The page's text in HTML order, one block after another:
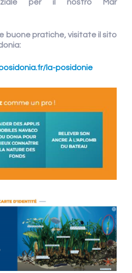
per il nostro Mar
buone pratiche, visitate il sito
la-posidonie